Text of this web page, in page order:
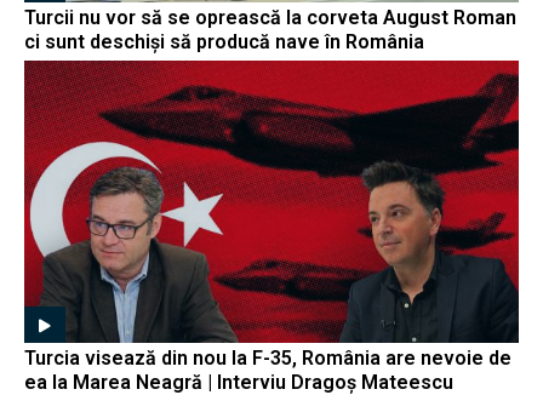
Turcii nu vor să se oprească la corveta August Roman
ci sunt deschiși să producă nave în România
Turcia visează din nou la F-35, România are nevoie de
ea la Marea Neagră | Interviu Dragoș Mateescu